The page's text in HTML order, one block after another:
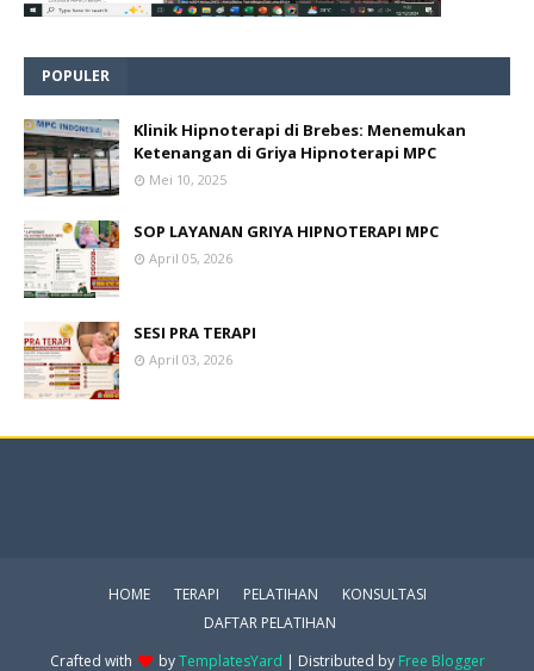
POPULER
Klinik Hipnoterapi di Brebes: Menemukan
Ketenangan di Griya Hipnoterapi MPC
Mei 10, 2025
SOP LAYANAN GRIYA HIPNOTERAPI MPC
April 05, 2026
SESI PRA TERAPI
April 03, 2026
HOME TERAPI PELATIHAN
KONSULTASI
DAFTAR PELATIHAN
Crafted with
byTemplatesYard | Distributed by Free Blogger